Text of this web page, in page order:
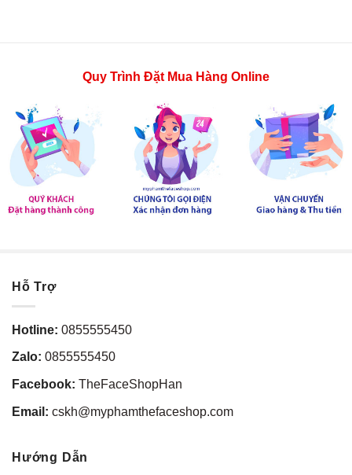
Quy Trình Đặt Mua Hàng Online
Hỗ Trợ
Hotline: 0855555450
Zalo: 0855555450
Facebook: TheFaceShopHan
Email: cskh@myphamthefaceshop.com
Hướng Dẫn